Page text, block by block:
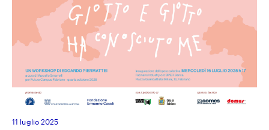
11 luglio 2025